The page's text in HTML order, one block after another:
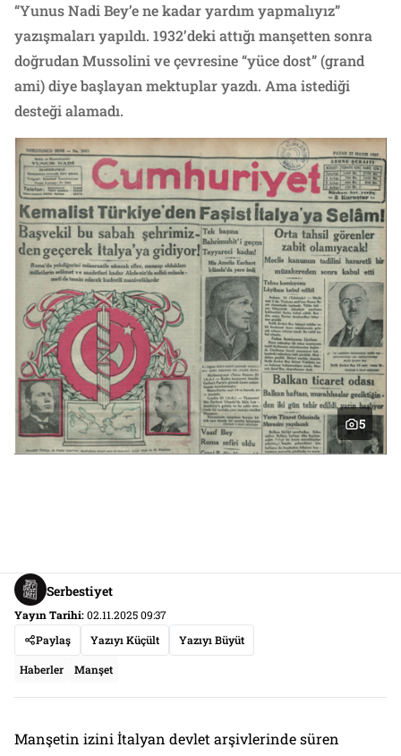
“Yunus Nadi Bey’e ne kadar yardım yapmalıyız”
yazışmaları yapıldı. 1932’deki attığı manşetten sonra
doğrudan Mussolini ve çevresine “yüce dost” (grand
ami) diye başlayan mektuplar yazdı. Ama istediği
desteği alamadı.
5
Serbestiyet
Yayın Tarihi:02.11.2025 09:37
Paylaş
Yazıyı Küçült Yazıyı Büyüt
Haberler Manşet
Manşetin izini İtalyan devlet arşivlerinde süren